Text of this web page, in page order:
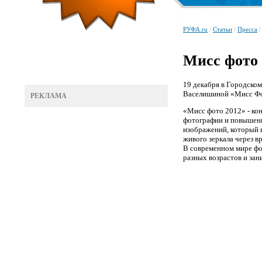
РЕКЛАМА
РУФА.ru / Статьи / Пресса /
Мисс фото
19 декабря в
Васелишиной «Мисс
«Мисс фото 2012» -
фотографии и
изображений, который
живого зеркала через
В современном мире
разных возрастов и